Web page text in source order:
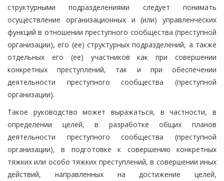
структурными подразделениями следует понимать
осуществление организационных и (или) управленческих
функций в отношении преступного сообщества (преступной
организации), его (ее) структурных подразделений, а также
отдельных его (ее) участников как при совершении
конкретных преступлений, так и при обеспечении
деятельности преступного сообщества (преступной
организации).
Такое руководство может выражаться, в частности, в
определении целей, в разработке общих планов
деятельности преступного сообщества (преступной
организации), в подготовке к совершению конкретных
тяжких или особо тяжких преступлений, в совершении иных
действий, направленных на достижение целей,